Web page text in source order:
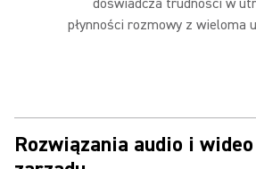
doświadcza trudności w
płynności rozmowy z wieloma
Rozwiązania audio i